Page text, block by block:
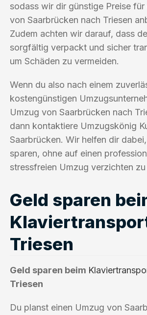
sodass wir dir günstige Preise
von Saarbrücken nach Triesen
Zudem achten wir darauf, dass
sorgfältig verpackt und sicher
um Schäden zu vermeiden.
Wenn du also nach einem
kostengünstigen
Umzug von Saarbrücken nach
dann kontaktiere Umzugskönig
Saarbrücken. Wir helfen dir
sparen, ohne auf einen
stressfreien Umzug verzichten zu
Geld sparen
Triesen
Geld sparen beim
Triesen
Du planst einen Umzug von